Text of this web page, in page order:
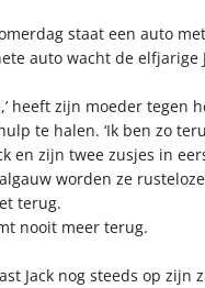
staat een auto
auto wacht de elfjarige
heeft zijn moeder tegen
te halen. ‘Ik ben zo
en zijn twee zusjes in
worden ze
terug.
nooit meer terug.
Jack nog steeds op zijn